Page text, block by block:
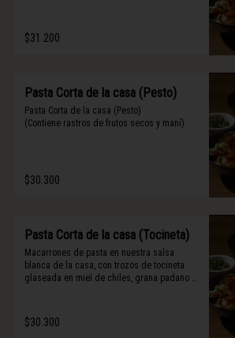
$31.200
Pasta Corta de la casa (Pesto)
Pasta Corta de la casa (Pesto)
(Contiene rastros de frutos secos y maní).
$30.300
Pasta Corta de la casa (Tocineta)
Macarrones de pasta en nuestra salsa
blanca de la casa, con trozos de tocineta
glaseada en miel de chiles, grana padano y
$30.300